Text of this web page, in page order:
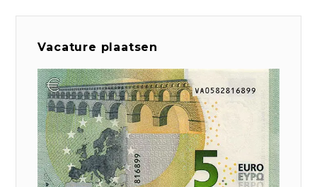
Vacature plaatsen